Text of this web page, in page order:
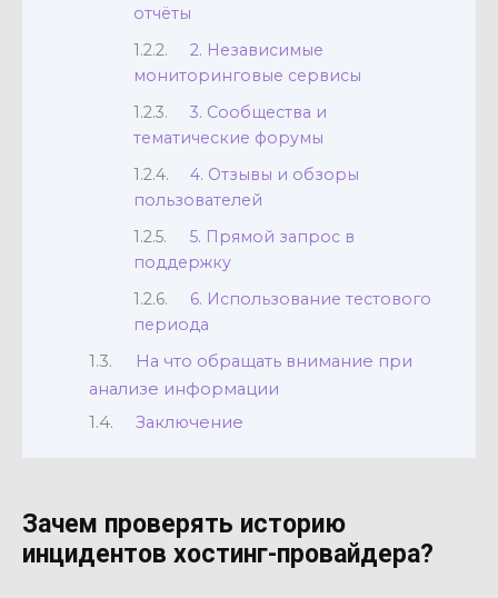
отчёты
2. Независимые
мониторинговые сервисы
3. Сообщества и
тематические форумы
4. Отзывы и обзоры
пользователей
5. Прямой запрос в
поддержку
6. Использование тестового
периода
На что обращать внимание при
анализе информации
Заключение
Зачем проверять историю
инцидентов хостинг-провайдера?